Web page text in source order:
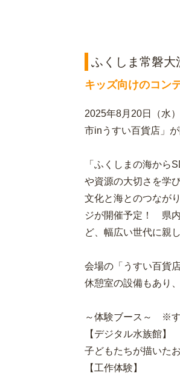
ふくしま常磐大
キッズ向けのコン
2025年8月20日（水
市inうすい百貨店」が
「ふくしまの海から
や資源の大切さを学
文化と海とのつなが
ジが開催予定！ 県
ど、幅広い世代に親
会場の「うすい百貨
休憩室の設備もあり
～体験ブース～ ※
【デジタル水族館】
子どもたちが描いた
【工作体験】